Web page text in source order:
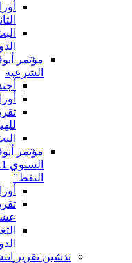
مؤتمر
الشرعية
مؤتمر
النفط”
تدشين تقرير